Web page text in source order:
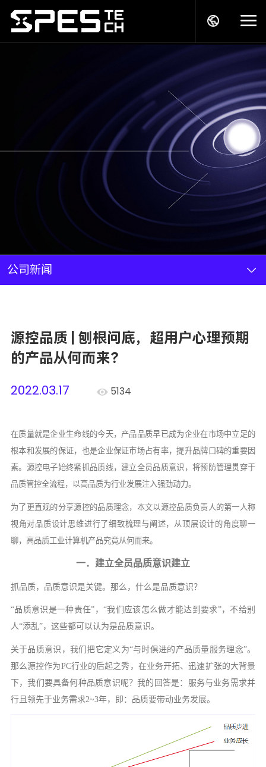
解决方案
商务模式
新闻资讯
加入我们
公司新闻
源控品质 | 刨根问底，超用户心理预期
的产品从何而来？
2022.03.17
5134
在质量就是企业生命线的今天，产品品质早已成为企业在市场中立足的
根本和发展的保证，也是企业保证市场占有率，提升品牌口碑的重要因
素。源控电子始终紧抓品质线，建立全员品质意识，将预防管理贯穿于
品质管控全流程，以高品质为行业发展注入强劲动力。
为了更直观的分享源控的品质理念，本文以源控品质负责人的第一人称
视角对品质设计思维进行了细致梳理与阐述，从顶层设计的角度聊一
聊，高品质工业计算机产品究竟从何而来。
一． 建立全员品质意识建立
抓品质，品质意识是关键。那么，什么是品质意识？
“品质意识是一种责任”，“我们应该怎么做才能达到要求”，不给别
人“添乱”，这些都可以认为是品质意识。
关于品质意识，我们把它定义为“与时俱进的产品质量服务理念”。
那么源控作为PC行业的后起之秀，在业务开拓、迅速扩张的大背景
下，我们要具备何种品质意识呢？我的回答是：服务与业务需求并
行且领先于业务需求2~3年，即：品质要带动业务发展。